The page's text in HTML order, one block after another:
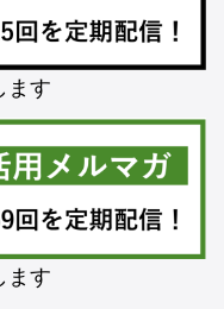
ます
ます